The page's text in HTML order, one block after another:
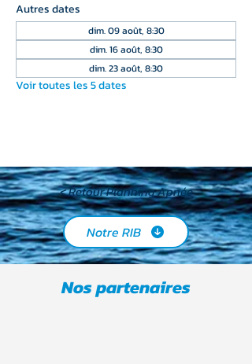
Autres dates
dim. 09 août, 8:30
dim. 16 août, 8:30
dim. 23 août, 8:30
Voir toutes les 5 dates
< Retour Planning Apnée
Notre RIB
Nos partenaires